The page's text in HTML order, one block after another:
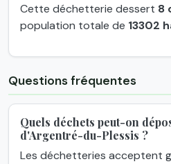
Cette déchetterie dessert 8
population totale de 13302
Questions fréquentes
Quels déchets peut-on
d'Argentré-du-Plessis ?
Les déchetteries acceptent